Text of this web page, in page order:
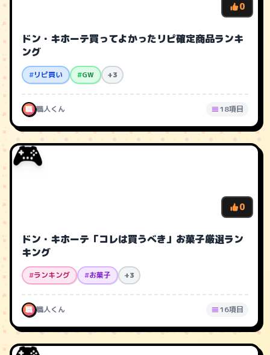
0
ドン・キホーテ買ってよかったリピ確定商品ランキ
ング
#リピ買い #GW +3
職 職人くん 18項目
🎮
0
ドン・キホーテ「コレは買うべき」お菓子厳選ラン
キング
#ランキング #お菓子 +3
職 職人くん 16項目